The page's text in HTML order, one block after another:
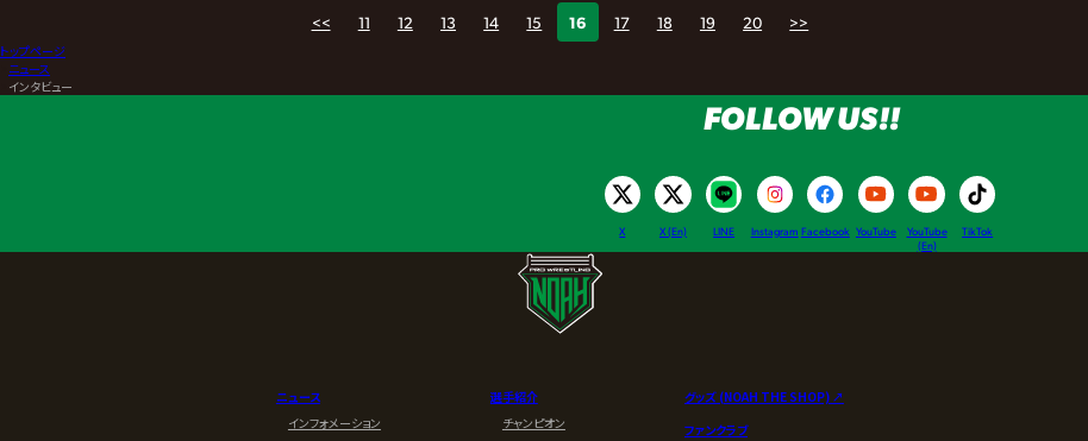
<< 11 12 13 14 15 16 17 18 19 20 >>
トップページ
ニュース
インタビュー
FOLLOW US!!
X X (En) LINE Instagram Facebook YouTube
YouTube
(En)
TikTok
ニュース
インフォメーション
選手紹介
チャンピオン
グッズ (NOAH THE SHOP) ↗︎
ファンクラブ